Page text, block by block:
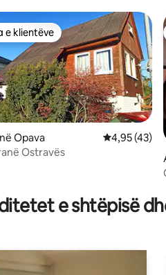
5, 165 vlerësime
e klientëve
e klientëve
Opava Vlerësimi
4,95 (43)
Ostravës
e shtëpisë